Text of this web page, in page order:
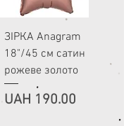
ЗІРКА Anagram
18"/45 см сатин
рожеве золото
Price
UAH 190.00